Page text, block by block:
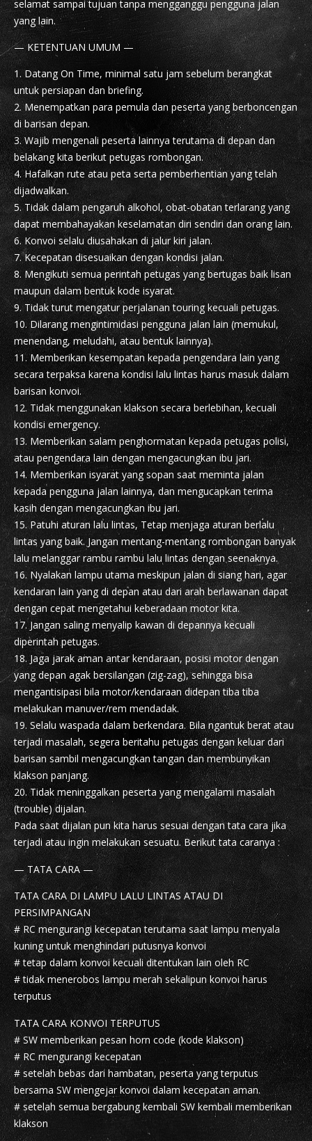
selamat sampai tujuan tanpa mengganggu pengguna jalan
yang lain.
— KETENTUAN UMUM —
1. Datang On Time, minimal satu jam sebelum berangkat
untuk persiapan dan briefing.
2. Menempatkan para pemula dan peserta yang berboncengan
di barisan depan.
3. Wajib mengenali peserta lainnya terutama di depan dan
belakang kita berikut petugas rombongan.
4. Hafalkan rute atau peta serta pemberhentian yang telah
dijadwalkan.
5. Tidak dalam pengaruh alkohol, obat-obatan terlarang yang
dapat membahayakan keselamatan diri sendiri dan orang lain.
6. Konvoi selalu diusahakan di jalur kiri jalan.
7. Kecepatan disesuaikan dengan kondisi jalan.
8. Mengikuti semua perintah petugas yang bertugas baik lisan
maupun dalam bentuk kode isyarat.
9. Tidak turut mengatur perjalanan touring kecuali petugas.
10. Dilarang mengintimidasi pengguna jalan lain (memukul,
menendang, meludahi, atau bentuk lainnya).
11. Memberikan kesempatan kepada pengendara lain yang
secara terpaksa karena kondisi lalu lintas harus masuk dalam
barisan konvoi.
12. Tidak menggunakan klakson secara berlebihan, kecuali
kondisi emergency.
13. Memberikan salam penghormatan kepada petugas polisi,
atau pengendara lain dengan mengacungkan ibu jari.
14. Memberikan isyarat yang sopan saat meminta jalan
kepada pengguna jalan lainnya, dan mengucapkan terima
kasih dengan mengacungkan ibu jari.
15. Patuhi aturan lalu lintas, Tetap menjaga aturan berlalu
lintas yang baik. Jangan mentang-mentang rombongan banyak
lalu melanggar rambu rambu lalu lintas dengan seenaknya.
16. Nyalakan lampu utama meskipun jalan di siang hari, agar
kendaran lain yang di depan atau dari arah berlawanan dapat
dengan cepat mengetahui keberadaan motor kita.
17. Jangan saling menyalip kawan di depannya kecuali
diperintah petugas.
18. Jaga jarak aman antar kendaraan, posisi motor dengan
yang depan agak bersilangan (zig-zag), sehingga bisa
mengantisipasi bila motor/kendaraan didepan tiba tiba
melakukan manuver/rem mendadak.
19. Selalu waspada dalam berkendara. Bila ngantuk berat atau
terjadi masalah, segera beritahu petugas dengan keluar dari
barisan sambil mengacungkan tangan dan membunyikan
klakson panjang.
20. Tidak meninggalkan peserta yang mengalami masalah
(trouble) dijalan.
Pada saat dijalan pun kita harus sesuai dengan tata cara jika
terjadi atau ingin melakukan sesuatu. Berikut tata caranya :
— TATA CARA —
TATA CARA DI LAMPU LALU LINTAS ATAU DI
PERSIMPANGAN
# RC mengurangi kecepatan terutama saat lampu menyala
kuning untuk menghindari putusnya konvoi
# tetap dalam konvoi kecuali ditentukan lain oleh RC
# tidak menerobos lampu merah sekalipun konvoi harus
terputus
TATA CARA KONVOI TERPUTUS
# SW memberikan pesan horn code (kode klakson)
# RC mengurangi kecepatan
# setelah bebas dari hambatan, peserta yang terputus
bersama SW mengejar konvoi dalam kecepatan aman.
# setelah semua bergabung kembali SW kembali memberikan
klakson